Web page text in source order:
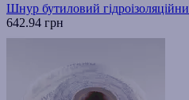
Шнур бутиловий
642.94 грн